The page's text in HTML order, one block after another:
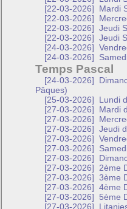
[22-03-2026]
Mardi
[22-03-2026]
[22-03-2026]
Jeudi
[22-03-2026]
Jeudi
[24-03-2026]
[24-03-2026]
Temps Pascal
[24-03-2026]
Pâques)
[25-03-2026]
Lundi
[27-03-2026]
Mardi
[27-03-2026]
[27-03-2026]
Jeudi
[27-03-2026]
[27-03-2026]
[27-03-2026]
[27-03-2026]
2ème
[27-03-2026]
3ème
[27-03-2026]
4ème
[27-03-2026]
5ème
[27-03-2026]